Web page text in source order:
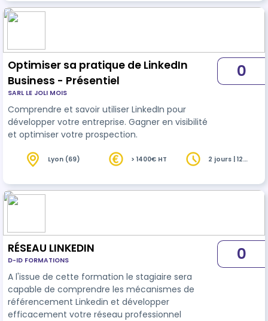
Optimiser sa pratique de LinkedIn
Business - Présentiel
SARL LE JOLI MOIS
Comprendre et savoir utiliser LinkedIn pour
développer votre entreprise. Gagner en visibilité
et optimiser votre prospection.
0
Lyon (69) > 1400€ HT
2 jours | 12
RÉSEAU LINKEDIN
D-ID FORMATIONS
A l'issue de cette formation le stagiaire sera
capable de comprendre les mécanismes de
référencement Linkedin et développer
efficacement votre réseau professionnel
0